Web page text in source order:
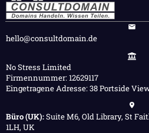
hello@consultdomain.de
No Stress Limited
Firmennummer: 12629117
Eingetragene Adresse: 38 Portside
Büro (UK):Suite M6, Old Library, St
1LH, UK